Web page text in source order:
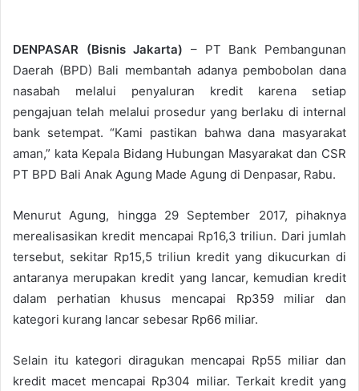
DENPASAR (Bisnis Jakarta) – PT Bank Pembangunan
Daerah (BPD) Bali membantah adanya pembobolan dana
nasabah melalui penyaluran kredit karena setiap
pengajuan telah melalui prosedur yang berlaku di internal
bank setempat. “Kami pastikan bahwa dana masyarakat
aman,” kata Kepala Bidang Hubungan Masyarakat dan CSR
PT BPD Bali Anak Agung Made Agung di Denpasar, Rabu.
Menurut Agung, hingga 29 September 2017, pihaknya
merealisasikan kredit mencapai Rp16,3 triliun. Dari jumlah
tersebut, sekitar Rp15,5 triliun kredit yang dikucurkan di
antaranya merupakan kredit yang lancar, kemudian kredit
dalam perhatian khusus mencapai Rp359 miliar dan
kategori kurang lancar sebesar Rp66 miliar.
Selain itu kategori diragukan mencapai Rp55 miliar dan
kredit macet mencapai Rp304 miliar. Terkait kredit yang